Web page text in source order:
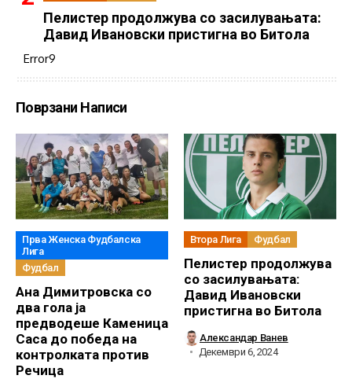
Пелистер продолжува со засилувањата:
Давид Ивановски пристигна во Битола
Error9
Поврзани Написи
Прва Женска Фудбалска
Лига
Фудбал
Ана Димитровска со
два гола ја
предводеше Каменица
Саса до победа на
контролката против
Речица
Втора Лига Фудбал
Пелистер продолжува
со засилувањата:
Давид Ивановски
пристигна во Битола
Александар Ванев
Декември 6, 2024